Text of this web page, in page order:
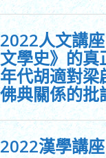
2022人文講
文學史》的
年代胡適對梁
佛典關係的批
2022漢學講